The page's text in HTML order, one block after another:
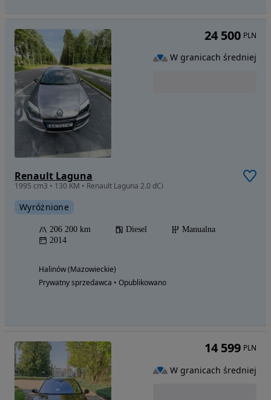
Renault Laguna
1995 cm3 • 130 KM • Renault Laguna 2.0 dCi
Wyróżnione
206 200 km Diesel
Manualna
2014
Halinów (Mazowieckie)
Prywatny sprzedawca • Opublikowano
24 500 PLN
W granicach średniej
14 599 PLN
W granicach średniej